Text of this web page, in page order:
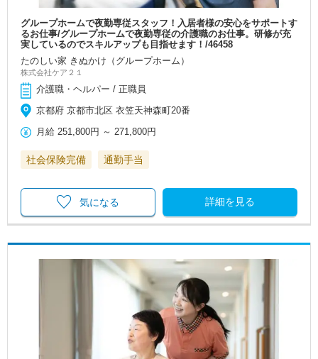
グループホームで夜勤専従スタッフ！入居者様の安心をサポートす
るお仕事/グループホームで夜勤専従の介護職のお仕事。研修が充
実しているのでスキルアップも目指せます！/46458
たのしい家 きぬかけ（グループホーム）
株式会社ケア２１
介護職・ヘルパー / 正職員
京都府 京都市北区 衣笠天神森町20番
月給 251,800円 ～ 271,800円
社会保険完備 通勤手当
詳細を見る
気になる